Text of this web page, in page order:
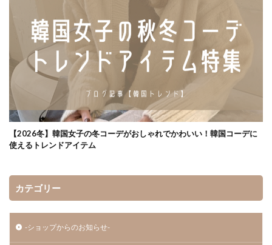
【2026冬】韓国女子の冬コーデがおしゃれでかわいい！韓国コーデに
使えるトレンドアイテム
カテゴリー
-ショップからのお知らせ-